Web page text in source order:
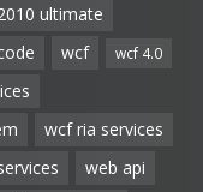
ultimate
wcf wcf 4.0
wcf ria services
web api